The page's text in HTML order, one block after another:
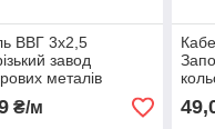
ВВГ 3х2,5
завод
металів
₴/м